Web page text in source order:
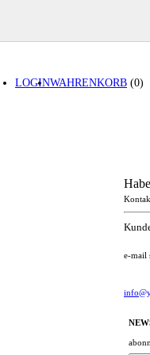
WAHRENKORB (0)
LOGIN
e-mail